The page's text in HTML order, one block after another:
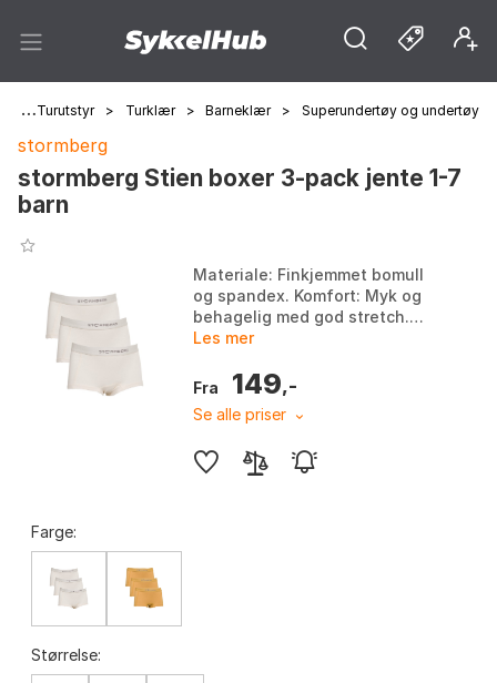
> Turutstyr > Turklær > Barneklær > Superundertøy og undertøy
stormberg
stormberg Stien boxer 3-pack jente 1-7
barn
Materiale: Finkjemmet bomull
og spandex. Komfort: Myk og
behagelig med god stretch.
Passform: Følger barnets
huden. Antall: 3-pack....
Les mer
Fra 149,-
Se alle priser
Farge:
Størrelse: